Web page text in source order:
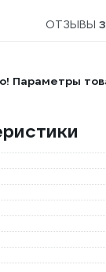
ОТЗЫВЫ
Параметры